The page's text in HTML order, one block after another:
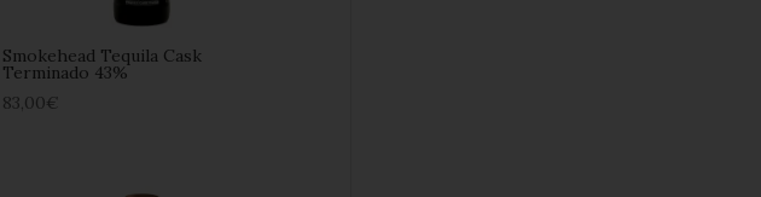
Smokehead Tequila Cask
Terminado 43%
83,00€